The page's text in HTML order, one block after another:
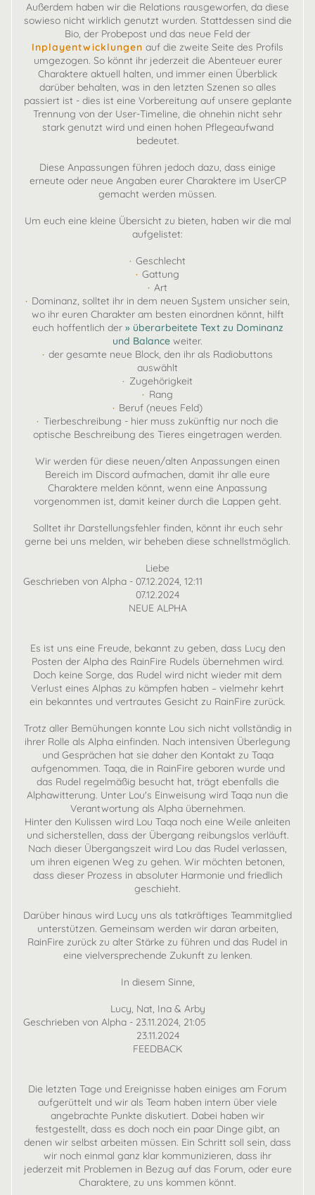
Außerdem haben wir die Relations rausgeworfen, da diese
sowieso nicht wirklich genutzt wurden. Stattdessen sind die
Bio, der Probepost und das neue Feld der
Inplayentwicklungen auf die zweite Seite des Profils
umgezogen. So könnt ihr jederzeit die Abenteuer eurer
Charaktere aktuell halten, und immer einen Überblick
darüber behalten, was in den letzten Szenen so alles
passiert ist - dies ist eine Vorbereitung auf unsere geplante
Trennung von der User-Timeline, die ohnehin nicht sehr
stark genutzt wird und einen hohen Pflegeaufwand
bedeutet.
Diese Anpassungen führen jedoch dazu, dass einige
erneute oder neue Angaben eurer Charaktere im UserCP
gemacht werden müssen.
Um euch eine kleine Übersicht zu bieten, haben wir die mal
aufgelistet:
·Geschlecht
·Gattung
·Art
· Dominanz, solltet ihr in dem neuen System unsicher sein,
wo ihr euren Charakter am besten einordnen könnt, hilft
euch hoffentlich der » überarbeitete Text zu Dominanz
und Balance weiter.
·der gesamte neue Block, den ihr als Radiobuttons
auswählt
· Zugehörigkeit
· Rang
· Beruf (neues Feld)
· Tierbeschreibung - hier muss zukünftig nur noch die
optische Beschreibung des Tieres eingetragen werden.
Wir werden für diese neuen/alten Anpassungen einen
Bereich im Discord aufmachen, damit ihr alle eure
Charaktere melden könnt, wenn eine Anpassung
vorgenommen ist, damit keiner durch die Lappen geht.
Solltet ihr Darstellungsfehler finden, könnt ihr euch sehr
gerne bei uns melden, wir beheben diese schnellstmöglich.
Liebe
Geschrieben von Alpha - 07.12.2024, 12:11
07.12.2024
NEUE ALPHA
Es ist uns eine Freude, bekannt zu geben, dass Lucy den
Posten der Alpha des RainFire Rudels übernehmen wird.
Doch keine Sorge, das Rudel wird nicht wieder mit dem
Verlust eines Alphas zu kämpfen haben – vielmehr kehrt
ein bekanntes und vertrautes Gesicht zu RainFire zurück.
Trotz aller Bemühungen konnte Lou sich nicht vollständig in
ihrer Rolle als Alpha einfinden. Nach intensiven Überlegung
und Gesprächen hat sie daher den Kontakt zu Taqa
aufgenommen. Taqa, die in RainFire geboren wurde und
das Rudel regelmäßig besucht hat, trägt ebenfalls die
Alphawitterung. Unter Lou's Einweisung wird Taqa nun die
Verantwortung als Alpha übernehmen.
Hinter den Kulissen wird Lou Taqa noch eine Weile anleiten
und sicherstellen, dass der Übergang reibungslos verläuft.
Nach dieser Übergangszeit wird Lou das Rudel verlassen,
um ihren eigenen Weg zu gehen. Wir möchten betonen,
dass dieser Prozess in absoluter Harmonie und friedlich
geschieht.
Darüber hinaus wird Lucy uns als tatkräftiges Teammitglied
unterstützen. Gemeinsam werden wir daran arbeiten,
RainFire zurück zu alter Stärke zu führen und das Rudel in
eine vielversprechende Zukunft zu lenken.
In diesem Sinne,
Lucy, Nat, Ina & Arby
Geschrieben von Alpha - 23.11.2024, 21:05
23.11.2024
FEEDBACK
Die letzten Tage und Ereignisse haben einiges am Forum
aufgerüttelt und wir als Team haben intern über viele
angebrachte Punkte diskutiert. Dabei haben wir
festgestellt, dass es doch noch ein paar Dinge gibt, an
denen wir selbst arbeiten müssen. Ein Schritt soll sein, dass
wir noch einmal ganz klar kommunizieren, dass ihr
jederzeit mit Problemen in Bezug auf das Forum, oder eure
Charaktere, zu uns kommen könnt.